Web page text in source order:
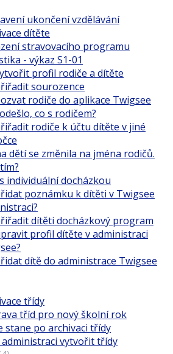
ukončení vzdělávání
dítěte
stravovacího programu
- výkaz S1-01
profil rodiče a dítěte
sourozence
rodiče do aplikace Twigsee
co s rodičem?
rodiče k účtu dítěte v jiné
dětí se změnila na jména rodičů.
individuální docházkou
poznámku k dítěti v Twigsee
dítěti docházkový program
profil dítěte v administraci
dítě do administrace Twigsee
třídy
tříd pro nový školní rok
stane po archivaci třídy
administraci vytvořit třídy